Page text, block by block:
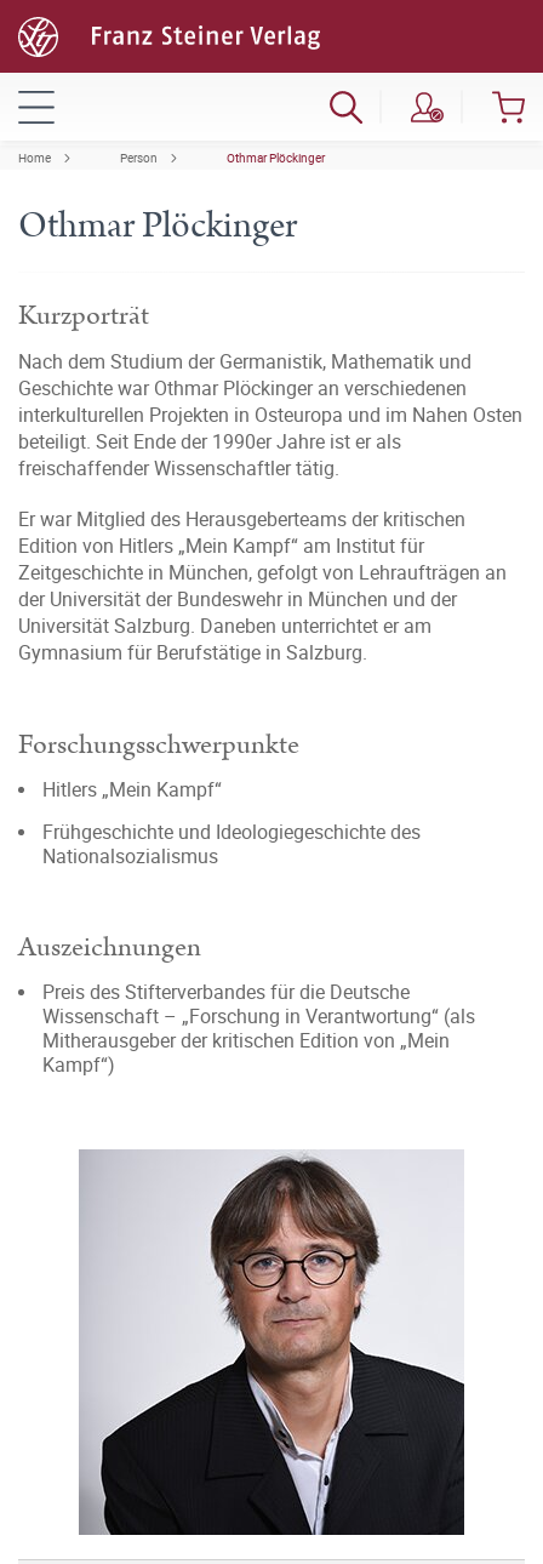
Home Person Othmar Plöckinger
Othmar Plöckinger
Kurzporträt
Nach dem Studium der Germanistik, Mathematik und
Geschichte war Othmar Plöckinger an verschiedenen
interkulturellen Projekten in Osteuropa und im Nahen Osten
beteiligt. Seit Ende der 1990er Jahre ist er als
freischaffender Wissenschaftler tätig.
Er war Mitglied des Herausgeberteams der kritischen
Edition von Hitlers „Mein Kampf“ am Institut für
Zeitgeschichte in München, gefolgt von Lehraufträgen an
der Universität der Bundeswehr in München und der
Universität Salzburg. Daneben unterrichtet er am
Gymnasium für Berufstätige in Salzburg.
Forschungsschwerpunkte
Hitlers „Mein Kampf“
Frühgeschichte und Ideologiegeschichte des
Nationalsozialismus
Auszeichnungen
Preis des Stifterverbandes für die Deutsche
Wissenschaft – „Forschung in Verantwortung“ (als
Mitherausgeber der kritischen Edition von „Mein
Kampf“)